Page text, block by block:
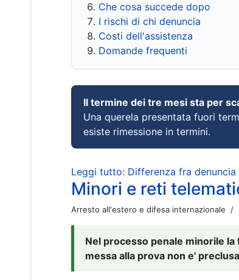
Che cosa succede dopo
I rischi di chi denuncia
Costi dell'assistenza
Domande frequenti
Il termine dei tre mesi sta per
Una querela presentata fuori
esiste rimessione in termini.
Leggi tutto: Differenza fra denuncia
Minori e reti
Arresto all'estero e difesa internazionale
Nel processo penale minorile
messa alla prova non e'